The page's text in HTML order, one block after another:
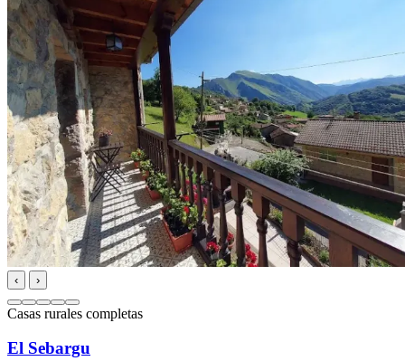
‹ ›
Casas rurales completas
El Sebargu